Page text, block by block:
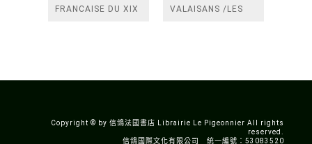
FRANCAISE DU XIX
VALAISANS /LES
Copyright © by 信鴿法國書店 Librairie Le Pigeonnier All rights
reserved.
信鴿國際文化有限公司 統一編號：53083520